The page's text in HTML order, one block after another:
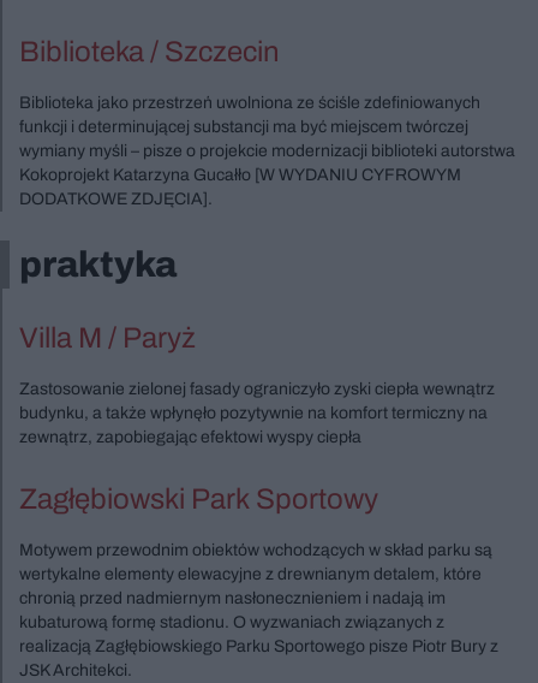
Biblioteka / Szczecin
Biblioteka jako przestrzeń uwolniona ze ściśle zdefiniowanych
funkcji i determinującej substancji ma być miejscem twórczej
wymiany myśli – pisze o projekcie modernizacji biblioteki autorstwa
Kokoprojekt Katarzyna Gucałło [W WYDANIU CYFROWYM
DODATKOWE ZDJĘCIA].
praktyka
Villa M / Paryż
Zastosowanie zielonej fasady ograniczyło zyski ciepła wewnątrz
budynku, a także wpłynęło pozytywnie na komfort termiczny na
zewnątrz, zapobiegając efektowi wyspy ciepła
Zagłębiowski Park Sportowy
Motywem przewodnim obiektów wchodzących w skład parku są
wertykalne elementy elewacyjne z drewnianym detalem, które
chronią przed nadmiernym nasłonecznieniem i nadają im
kubaturową formę stadionu. O wyzwaniach związanych z
realizacją Zagłębiowskiego Parku Sportowego pisze Piotr Bury z
JSK Architekci.